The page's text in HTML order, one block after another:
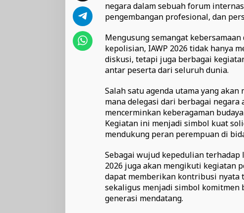
negara dalam sebuah forum
pengembangan profesional, dan
Mengusung semangat
kepolisian, IAWP 2026 tidak hanya
diskusi, tetapi juga berbagai
antar peserta dari seluruh dunia.
Salah satu agenda utama yang
mana delegasi dari berbagai
mencerminkan keberagaman
Kegiatan ini menjadi simbol kuat
mendukung peran perempuan di
Sebagai wujud kepedulian
2026 juga akan mengikuti kegiatan
dapat memberikan kontribusi
sekaligus menjadi simbol komitmen
generasi mendatang.